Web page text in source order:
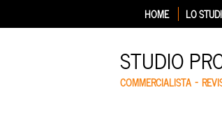
HOME LO
STUDIO
COMMERCIALISTA –